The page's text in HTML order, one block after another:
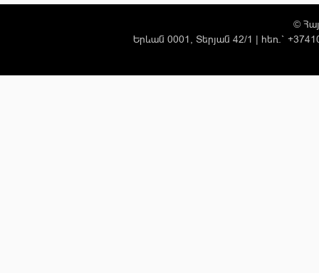
©
Երևան 0001, Տերյան 42/1 | հեռ.`